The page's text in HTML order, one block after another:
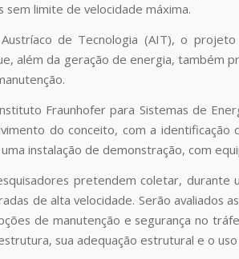
sem limite de velocidade máxima.
de Tecnologia (AIT), o
além da geração de energia, também
Fraunhofer para Sistemas de
do conceito, com a
instalação de demonstração, com
pretendem coletar,
de alta velocidade. Serão avaliados
de manutenção e segurança no
sua adequação estrutural e o